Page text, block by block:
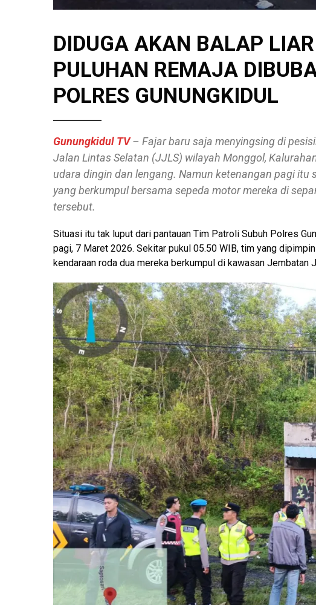
DIDUGA AKAN BALAP
PULUHAN REMAJA
POLRES GUNUNGKIDUL
Gunungkidul TV– Fajar baru saja menyingsing di
Jalan Lintas Selatan (JJLS) wilayah Monggol,
udara dingin dan lengang. Namun ketenangan pagi
yang berkumpul bersama sepeda motor mereka di
tersebut.
Situasi itu tak luput dari pantauan Tim Patroli Subuh Polres
pagi, 7 Maret 2026. Sekitar pukul 05.50 WIB, tim yang
kendaraan roda dua mereka berkumpul di kawasan Jembatan